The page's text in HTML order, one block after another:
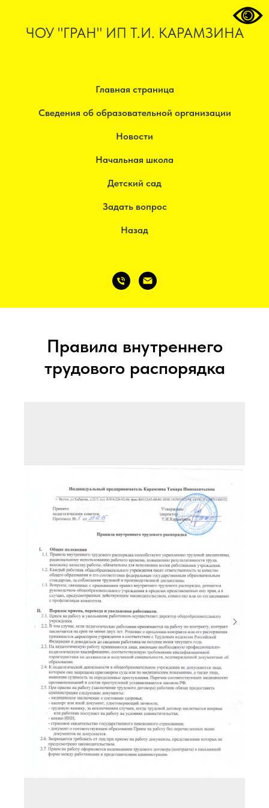
ЧОУ "ГРАН" ИП Т.И. КАРАМЗИНА
Главная страница
Сведения об образовательной организации
Новости
Начальная школа
Детский сад
Задать вопрос
Назад
Правила внутреннего
трудового распорядка